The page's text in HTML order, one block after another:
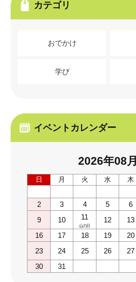
カテゴリ
おでかけ
学び
イベントカレンダー
2026年08 月
日 月 火 水 木
2
3 4 5 6
9
10 11
山の日
12 13
16
17 18 19 20
23
24 25 26 27
30
31